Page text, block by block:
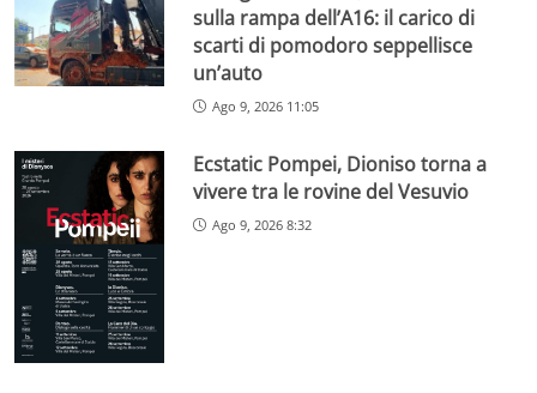
sulla rampa dell’A16: il carico di
scarti di pomodoro seppellisce
un’auto
Ago 9, 2026 11:05
Ecstatic Pompei, Dioniso torna a
vivere tra le rovine del Vesuvio
Ago 9, 2026 8:32